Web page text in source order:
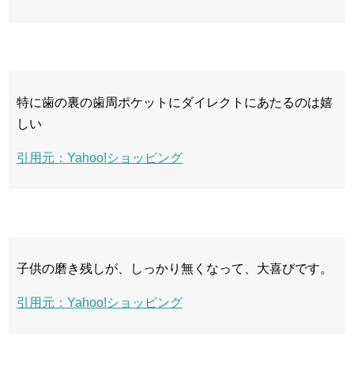
特に歯の裏の歯周ポケットにダイレクトにあたるのは嬉
しい
引用元：Yahoo!ショッピング
子供の磨き残しが、しっかり無くなって、大喜びです。
引用元：Yahoo!ショッピング